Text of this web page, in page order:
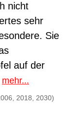
nicht
sehr
Sie
auf der
mehr...
2018, 2030)